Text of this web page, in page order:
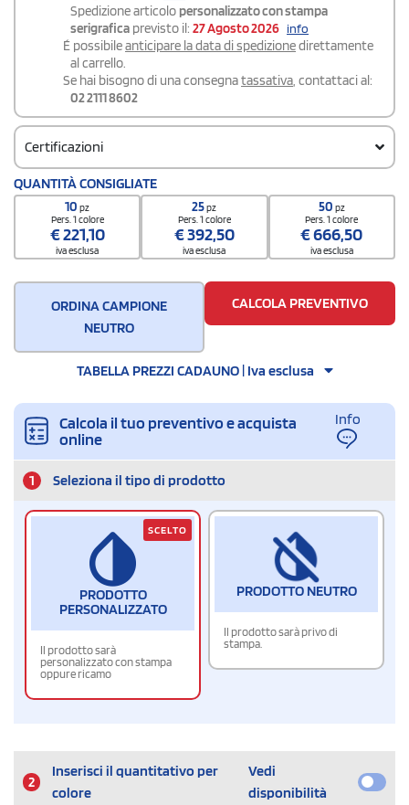
Spedizione articolo personalizzato con stampa
serigrafica previsto il: 27 Agosto 2026 info
É possibileanticipare la data di spedizionedirettamente
al carrello.
Se hai bisogno di una consegnatassativa, contattaci al:
02 2111 8602
Certificazioni
QUANTITÀ CONSIGLIATE
10pz
Pers. 1 colore
€221,10
iva esclusa
25pz
Pers. 1 colore
€392,50
iva esclusa
50 pz
Pers. 1 colore
€666,50
iva esclusa
ORDINA CAMPIONE
NEUTRO
CALCOLA PREVENTIVO
TABELLA PREZZI CADAUNO | Iva esclusa
Calcola il tuo preventivo e acquista
online
Info
1 Seleziona il tipo di prodotto
PRODOTTO
PERSONALIZZATO
Il prodotto sarà
personalizzato con stampa
oppure ricamo
SCELTO
PRODOTTO NEUTRO
Il prodotto sarà privo di
stampa.
2
Inserisci il quantitativo per
colore
Vedi
disponibilità